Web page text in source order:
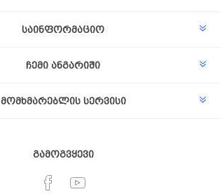
საინფორმაციო
ჩემი ანგარიში
მომხმარებლის სერვისი
გამოგვყევი